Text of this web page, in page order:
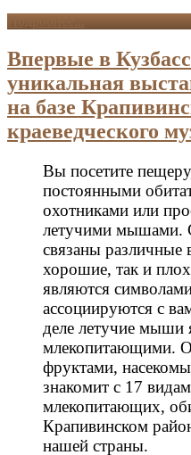
Подробнее...
Впервые в
уникальная
на базе
краеведческого
Вы посетите
постоянными
охотниками или
летучими мышами.
связаны различные
хорошие, так и
являются
ассоциируются с
деле летучие мыши
млекопитающими.
фруктами,
знакомит с 17
млекопитающих,
Крапивинском
нашей страны.